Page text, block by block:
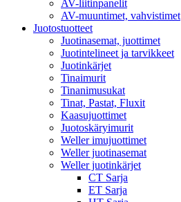
AV-liitinpanelit
AV-muuntimet, vahvistimet
Juotostuotteet
Juotinasemat, juottimet
Juotintelineet ja tarvikkeet
Juotinkärjet
Tinaimurit
Tinanimusukat
Tinat, Pastat, Fluxit
Kaasujuottimet
Juotoskäryimurit
Weller imujuottimet
Weller juotinasemat
Weller juotinkärjet
CT Sarja
ET Sarja